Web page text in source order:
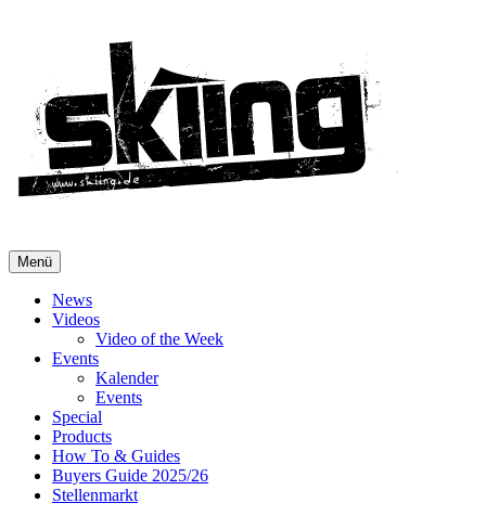
Menü
News
Videos
Video of the Week
Events
Kalender
Events
Special
Products
How To & Guides
Buyers Guide 2025/26
Stellenmarkt